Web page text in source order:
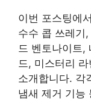
이번 포스팅에
수수 콥 쓰레기
드 벤토나이트,
드, 미스터리
소개합니다. 각
냄새 제거 기능